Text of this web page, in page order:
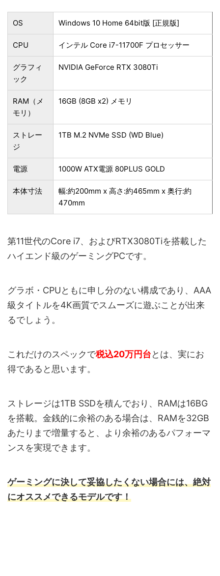
OS Windows 10 Home 64bit版 [正規版]
CPU インテル Core i7-11700F プロセッサー
グラフィ
ック
NVIDIA GeForce RTX 3080Ti
RAM（メ
モリ）
16GB (8GB x2) メモリ
ストレー
ジ
1TB M.2 NVMe SSD (WD Blue)
電源 1000W ATX電源 80PLUS GOLD
本体寸法
幅:約200mm x 高さ:約465mm x 奥行:約
470mm
第11世代のCore i7、およびRTX3080Tiを搭載した
ハイエンド級のゲーミングPCです。
グラボ・CPUともに申し分のない構成であり、AAA
級タイトルを4K画質でスムーズに遊ぶことが出来
るでしょう。
これだけのスペックで税込20万円台とは、実にお
得であると思います。
ストレージは1TB SSDを積んでおり、RAMは16BG
を搭載。金銭的に余裕のある場合は、RAMを32GB
あたりまで増量すると、より余裕のあるパフォーマ
ンスを実現できます。
ゲーミングに決して妥協したくない場合には、絶対
にオススメできるモデルです！